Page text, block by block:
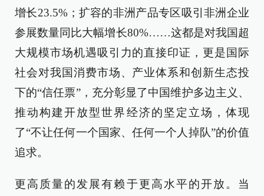
增长23.5%；扩容的非洲产品专区吸引非洲企业
参展数量同比大幅增长80%……这都是对我国超
大规模市场机遇吸引力的直接印证，更是国际
社会对我国消费市场、产业体系和创新生态投
下的“信任票”，充分彰显了中国维护多边主义、
推动构建开放型世界经济的坚定立场，体现
了“不让任何一个国家、任何一个人掉队”的价值
追求。
更高质量的发展有赖于更高水平的开放。当